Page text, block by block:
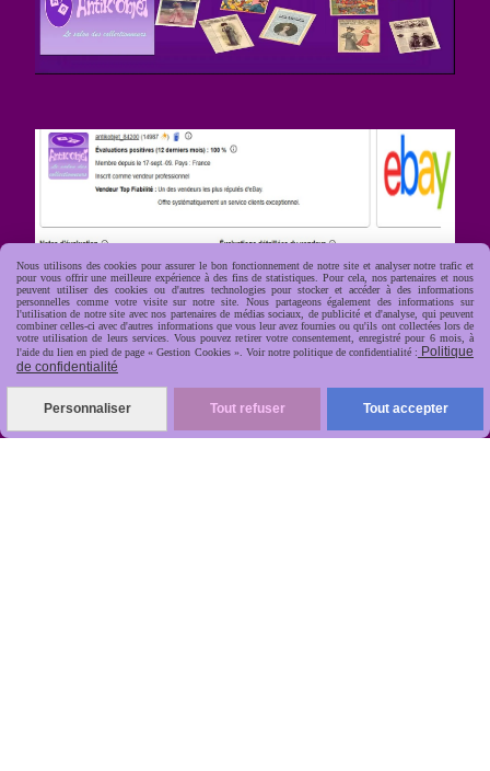
apide, soignée, sécurisée
Nous utilisons des cookies pour assurer le bon fonctionnement de notre site et analyser notre trafic et
pour vous offrir une meilleure expérience à des fins de statistiques. Pour cela, nos partenaires et nous
peuvent utiliser des cookies ou d'autres technologies pour stocker et accéder à des informations
personnelles comme votre visite sur notre site. Nous partageons également des informations sur
l'utilisation de notre site avec nos partenaires de médias sociaux, de publicité et d'analyse, qui peuvent
combiner celles-ci avec d'autres informations que vous leur avez fournies ou qu'ils ont collectées lors de
votre utilisation de leurs services. Vous pouvez retirer votre consentement, enregistré pour 6 mois, à
l'aide du lien en pied de page « Gestion Cookies ». Voir notre politique de confidentialité : Politique
de confidentialité
Personnaliser Tout refuser Tout accepter